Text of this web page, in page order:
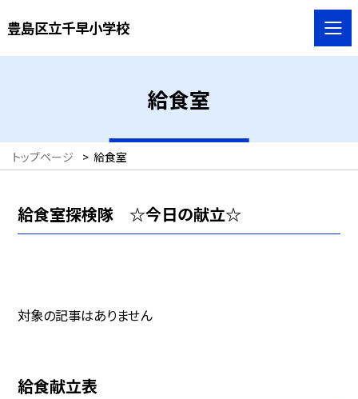
豊島区立千早小学校
給食室
トップページ > 給食室
給食室探検隊 ☆今日の献立☆
対象の記事はありません
給食献立表